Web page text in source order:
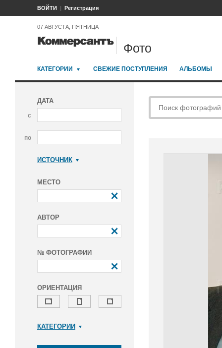
ВОЙТИ Регистрация
07 АВГУСТА, ПЯТНИЦА
Фото
КАТЕГОРИИ СВЕЖИЕ ПОСТУПЛЕНИЯ АЛЬБОМЫ
ДАТА
с
по
ИСТОЧНИК
МЕСТО
АВТОР
№ ФОТОГРАФИИ
ОРИЕНТАЦИЯ
КАТЕГОРИИ